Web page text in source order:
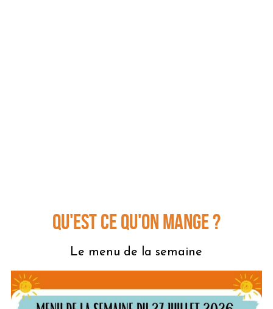
Qu'est ce qu'on mange ?
Le menu de la semaine